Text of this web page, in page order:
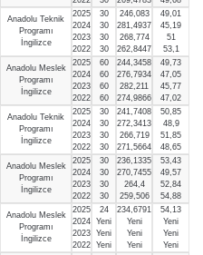
Anadolu Teknik
Programı
İngilizce
2025
2024
2023
2022
30
30
30
30
246,083
281,4937
268,774
262,8447
49,01
45,19
51
53,1
Anadolu Meslek
Programı
İngilizce
2025
2024
2023
2022
60
60
60
60
244,3458
276,7934
282,211
274,9866
49,73
47,05
45,77
47,02
Anadolu Teknik
Programı
İngilizce
2025
2024
2023
2022
30
30
30
30
241,7408
272,3413
266,719
271,5664
50,85
48,9
51,85
48,65
Anadolu Meslek
Programı
İngilizce
2025
2024
2023
2022
30
30
30
30
236,1335
270,7455
264,4
259,506
53,43
49,57
52,84
54,88
Anadolu Meslek
Programı
İngilizce
2025
2024
2023
2022
24
Yeni
Yeni
Yeni
234,6791
Yeni
Yeni
Yeni
54,13
Yeni
Yeni
Yeni